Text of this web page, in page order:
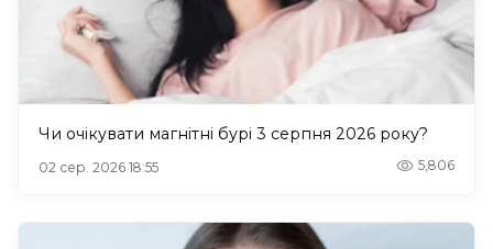
Чи очікувати магнітні бурі 3 серпня 2026 року?
02 сер. 2026 18:55 5,806